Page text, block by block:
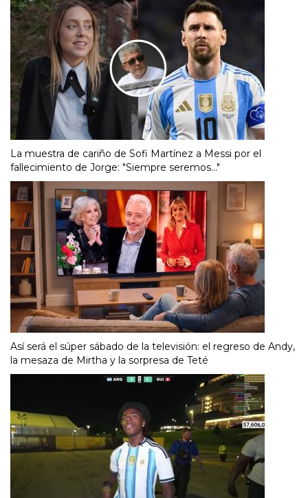
La muestra de cariño de Sofi Martínez a Messi por el
fallecimiento de Jorge: "Siempre seremos..."
Así será el súper sábado de la televisión: el regreso de Andy,
la mesaza de Mirtha y la sorpresa de Teté